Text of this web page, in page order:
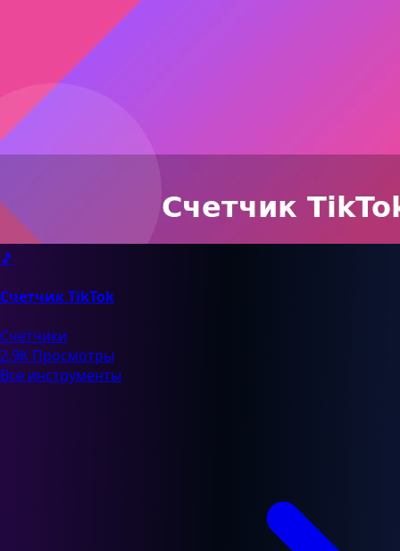
🎵
Счетчик TikTok
Счетчики
2.9K Просмотры
Все инструменты